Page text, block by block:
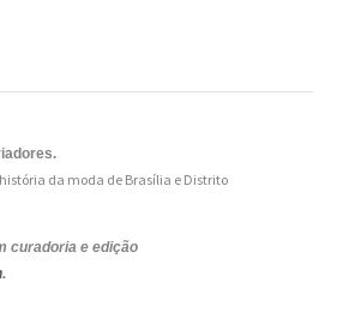
da moda de Brasília e Distrito
curadoria e edição
.